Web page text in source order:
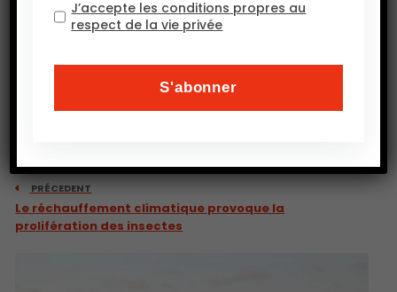
PRÉCEDENT
Le réchauffement climatique provoque la
prolifération des insectes
J’accepte les conditions propres au
respect de la vie privée